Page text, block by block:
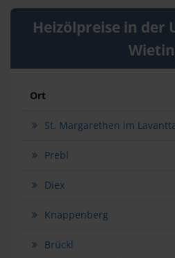
Heizölpreise in der
Ort
St. Margarethen im
Prebl
Diex
Knappenberg
Brückl